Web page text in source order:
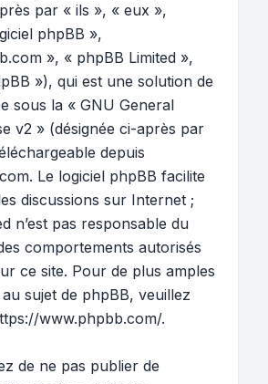
par « ils », « eux »,
phpBB »,
», « phpBB Limited »,
»), qui est une solution de
sous la « GNU General
v2 » (désignée ci-après par
depuis
. Le logiciel phpBB facilite
discussions sur Internet ;
n’est pas responsable du
comportements autorisés
ce site. Pour de plus amples
sujet de phpBB, veuillez
www.phpbb.com/.
de ne pas publier de